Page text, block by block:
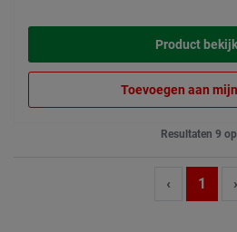
Product
Toevoegen aan
Resultaten 9
‹ 1 ›